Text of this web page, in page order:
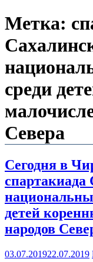
Метка:
среди
Севера
Сегодня в
спартакиада
детей
народов
03.07.201922.07.2019